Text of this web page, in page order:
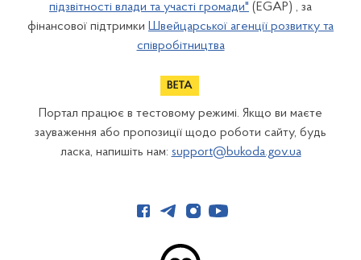
підзвітності влади та участі громади" (EGAP) , за
фінансової підтримки Швейцарської агенції розвитку та
співробітництва
Портал працює в тестовому режимі. Якщо ви маєте
зауваження або пропозиції щодо роботи сайту, будь
ласка, напишіть нам: support@bukoda.gov.ua